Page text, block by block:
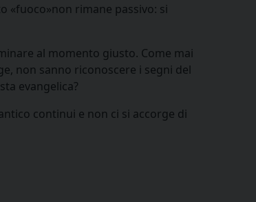
«fuoco»non rimane passivo: si
al momento giusto. Come mai
non sanno riconoscere i segni del
evangelica?
continui e non ci si accorge di